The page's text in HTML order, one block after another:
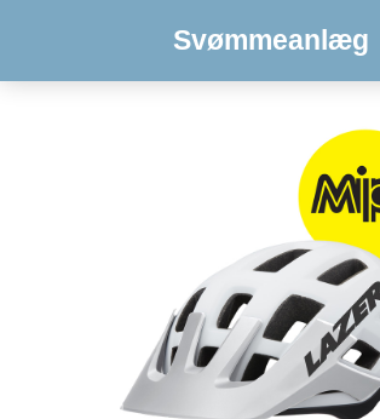
Svømmeanlæg